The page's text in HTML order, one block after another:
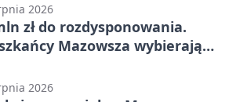
2026
zł do rozdysponowania.
Mazowsza wybierają
2026